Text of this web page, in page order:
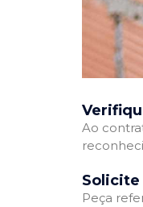
Ao
Solicite
Peça